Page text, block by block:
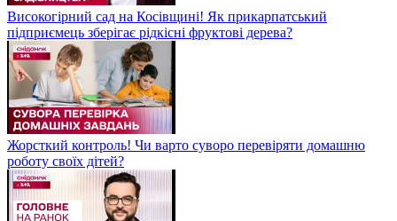
Високогірний сад на Косівщині! Як прикарпатський
підприємець зберігає рідкісні фруктові дерева?
Жорсткий контроль! Чи варто суворо перевіряти домашню
роботу своїх дітей?